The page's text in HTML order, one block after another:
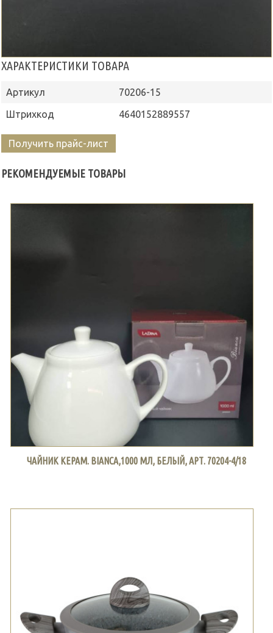
ХАРАКТЕРИСТИКИ ТОВАРА
Артикул
70206-15
Штрихкод
4640152889557
Получить прайс-лист
РЕКОМЕНДУЕМЫЕ ТОВАРЫ
ЧАЙНИК КЕРАМ. BIANCA,1000 МЛ, БЕЛЫЙ, АРТ. 70204-4/18